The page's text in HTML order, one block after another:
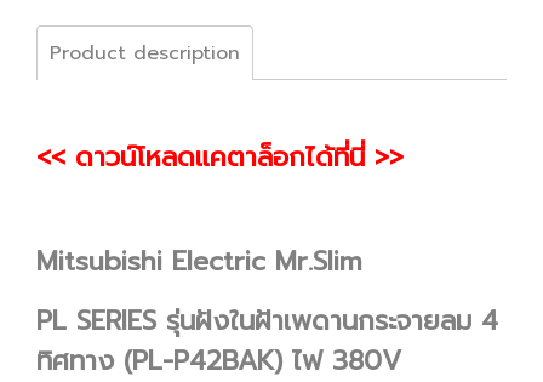
Product description
<< ดาวน์โหลดแคตาล็อกได้ที่นี่ >>
Mitsubishi Electric Mr.Slim
PL SERIES รุ่นฝังในฝ้าเพดานกระจายลม 4
ทิศทาง (PL-P42BAK) ไฟ 380V